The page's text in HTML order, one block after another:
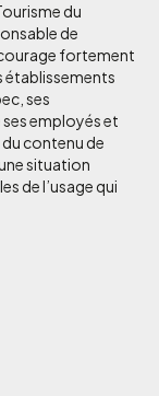
du
de
fortement
établissements
ses
employés et
contenu de
situation
de l’usage qui